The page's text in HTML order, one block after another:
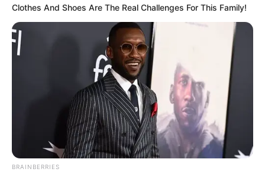
YOUTUBE ΕΓΓΡΑΦΕΊΤΕ
ΑΚΟΛΟΥΘΉΣΤΕ
Clothes And Shoes Are The Real Challenges For This Family!
BRAINBERRIES